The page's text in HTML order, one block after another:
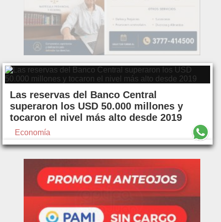
Las reservas del Banco Central
superaron los USD 50.000 millones y
tocaron el nivel más alto desde 2019
Economía